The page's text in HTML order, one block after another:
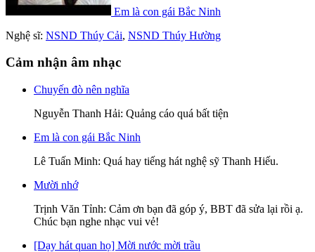
Em là con gái Bắc Ninh
Nghệ sĩ: NSND Thúy Cải, NSND Thúy Hường
Cảm nhận âm nhạc
Chuyến đò nên nghĩa
Nguyễn Thanh Hải: Quảng cáo quá bất tiện
Em là con gái Bắc Ninh
Lê Tuấn Minh: Quá hay tiếng hát nghệ sỹ Thanh Hiếu.
Mười nhớ
Trịnh Văn Tỉnh: Cảm ơn bạn đã góp ý, BBT đã sửa lại rồi ạ.
Chúc bạn nghe nhạc vui vẻ!
[Dạy hát quan họ] Mời nước mời trầu